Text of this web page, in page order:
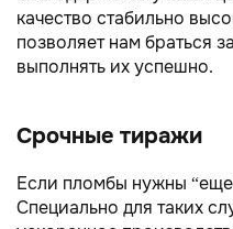
качество стабильно
позволяет нам браться
выполнять их успешно.
Срочные тиражи
Если пломбы нужны
Специально для таких